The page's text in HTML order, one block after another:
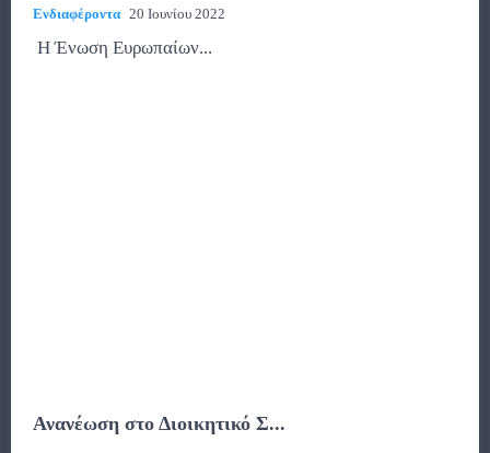
Ενδιαφέροντα 20 Ιουνίου 2022
Η Ένωση Ευρωπαίων...
Ανανέωση στο Διοικητικό Σ...